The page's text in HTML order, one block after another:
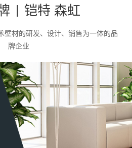
个性化需求。
| 铠特 森虹
壁材的研发、设计、销售为一体的品
牌企业